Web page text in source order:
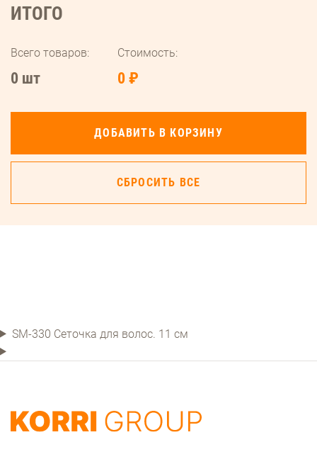
ИТОГО
Всего товаров:
0 шт
Стоимость:
0 ₽
ДОБАВИТЬ В КОРЗИНУ
СБРОСИТЬ ВСЕ
SM-330 Сеточка для волос. 11 см